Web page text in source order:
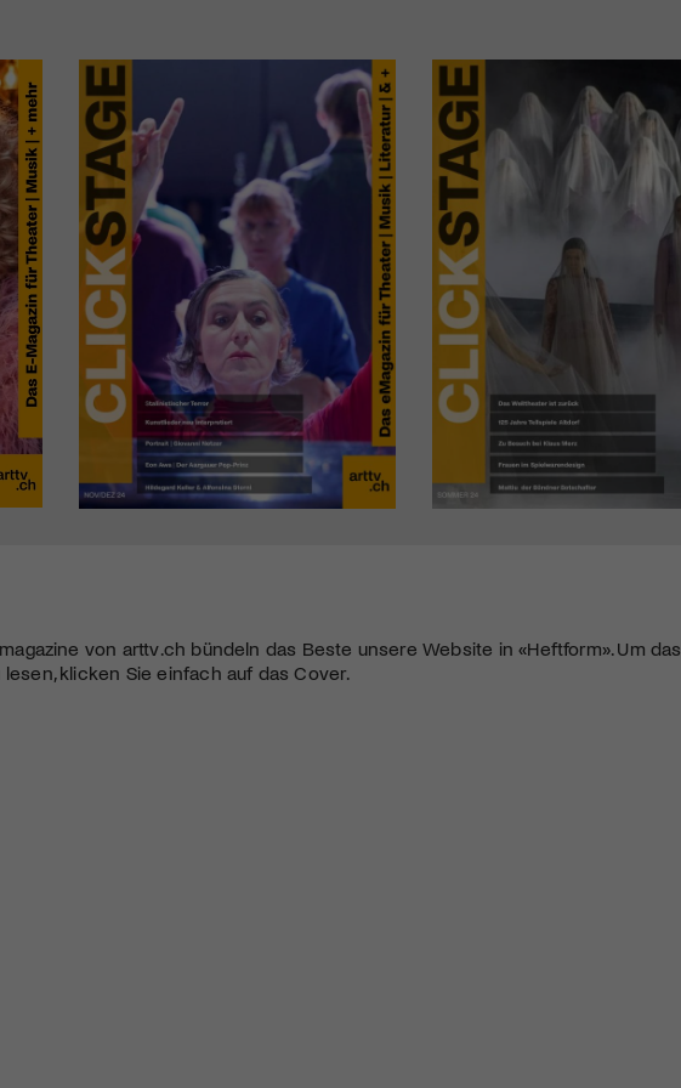
von arttv.ch bündeln das Beste unsere Website in «Heftform». Um das
klicken Sie einfach auf das Cover.